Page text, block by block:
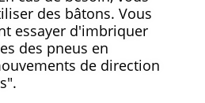
des bâtons. Vous
essayer d'imbriquer
des pneus en
de direction